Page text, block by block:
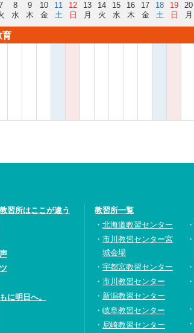
8
水
9
木
10
金
11
土
12
日
13
月
14
火
15
水
16
木
17
金
18
土
19
日
20
月
育
習所はここが違う
に明日へ。
教習所一覧
北海道教習センター
市川教習センター宮
城会場
宇都宮教習センター
市川教習センター
新潟教習センター
岐阜教習センター
尼崎教習センター